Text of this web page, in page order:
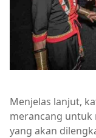
Menjelas lanjut,
merancang
yang akan